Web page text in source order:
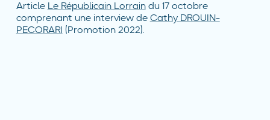
Article Le Républicain Lorraindu 17 octobre
comprenant une interview de Cathy DROUIN-
PECORARI (Promotion 2022).